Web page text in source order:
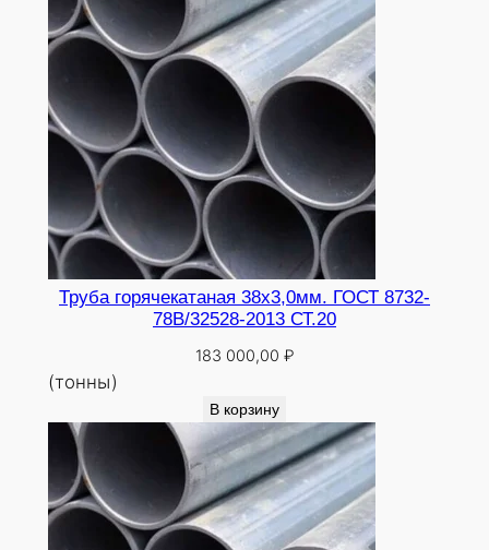
Труба горячекатаная 38х3,0мм. ГОСТ 8732-
78В/32528-2013 СТ.20
183 000,00 ₽
(тонны)
В корзину